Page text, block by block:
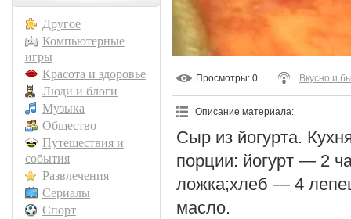
Другое
Компьютерные
игры
Красота и здоровье
Люди и блоги
Музыка
Общество
Путешествия и
события
Развлечения
Сериалы
Спорт
Просмотры: 0 Вкусно и
Описание материала:
Сыр из йогурта.
порции: йогурт — 2
ложка;хлеб — 4
масло.